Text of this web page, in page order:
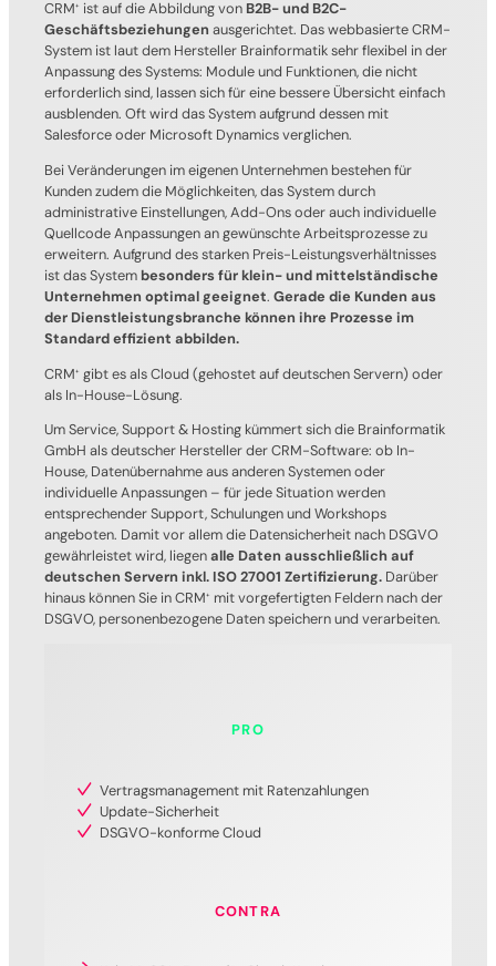
CRM+ ist auf die Abbildung von B2B- und B2C-
Geschäftsbeziehungen ausgerichtet. Das webbasierte CRM-
System ist laut dem Hersteller Brainformatik sehr flexibel in der
Anpassung des Systems: Module und Funktionen, die nicht
erforderlich sind, lassen sich für eine bessere Übersicht einfach
ausblenden. Oft wird das System aufgrund dessen mit
Salesforce oder Microsoft Dynamics verglichen.
Bei Veränderungen im eigenen Unternehmen bestehen für
Kunden zudem die Möglichkeiten, das System durch
administrative Einstellungen, Add-Ons oder auch individuelle
Quellcode Anpassungen an gewünschte Arbeitsprozesse zu
erweitern. Aufgrund des starken Preis-Leistungsverhältnisses
ist das Systembesonders für klein- und mittelständische
Unternehmen optimal geeignet. Gerade die Kunden aus
der Dienstleistungsbranche können ihre Prozesse im
Standard effizient abbilden.
CRM+ gibt es als Cloud (gehostet auf deutschen Servern) oder
als In-House-Lösung.
Um Service, Support & Hosting kümmert sich die Brainformatik
GmbH als deutscher Hersteller der CRM-Software: ob In-
House, Datenübernahme aus anderen Systemen oder
individuelle Anpassungen – für jede Situation werden
entsprechender Support, Schulungen und Workshops
angeboten. Damit vor allem die Datensicherheit nach DSGVO
gewährleistet wird, liegenalle Daten ausschließlich auf
deutschen Servern inkl. ISO 27001 Zertifizierung. Darüber
hinaus können Sie in CRM+
mit vorgefertigten Feldern nach der
DSGVO, personenbezogene Daten speichern und verarbeiten.
PRO
Vertragsmanagement mit Ratenzahlungen
Update-Sicherheit
DSGVO-konforme Cloud
CONTRA